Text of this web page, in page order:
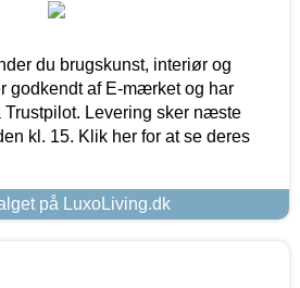
du brugskunst, interiør og
godkendt af E-mærket og har
Trustpilot. Levering sker næste
kl. 15. Klik her for at se deres
på LuxoLiving.dk